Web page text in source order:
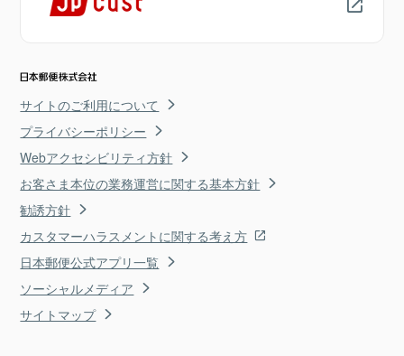
サイトのご利用について
プライバシーポリシー
Webアクセシビリティ方針
お客さま本位の業務運営に関する基本方針
勧誘方針
カスタマーハラスメントに関する考え方
日本郵便公式アプリ一覧
ソーシャルメディア
サイトマップ